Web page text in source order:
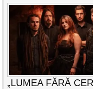
„LUMEA FĂRĂ